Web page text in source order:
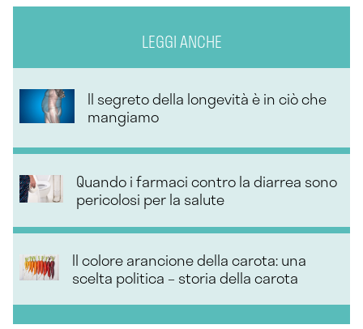
LEGGI ANCHE
Il segreto della longevità è in ciò che
mangiamo
Quando i farmaci contro la diarrea sono
pericolosi per la salute
Il colore arancione della carota: una
scelta politica – storia della carota